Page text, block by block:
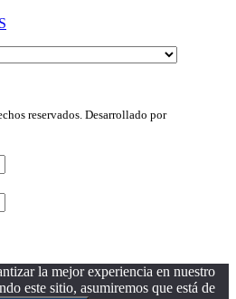
reservados. Desarrollado por
la mejor experiencia en nuestro
este sitio, asumiremos que está de